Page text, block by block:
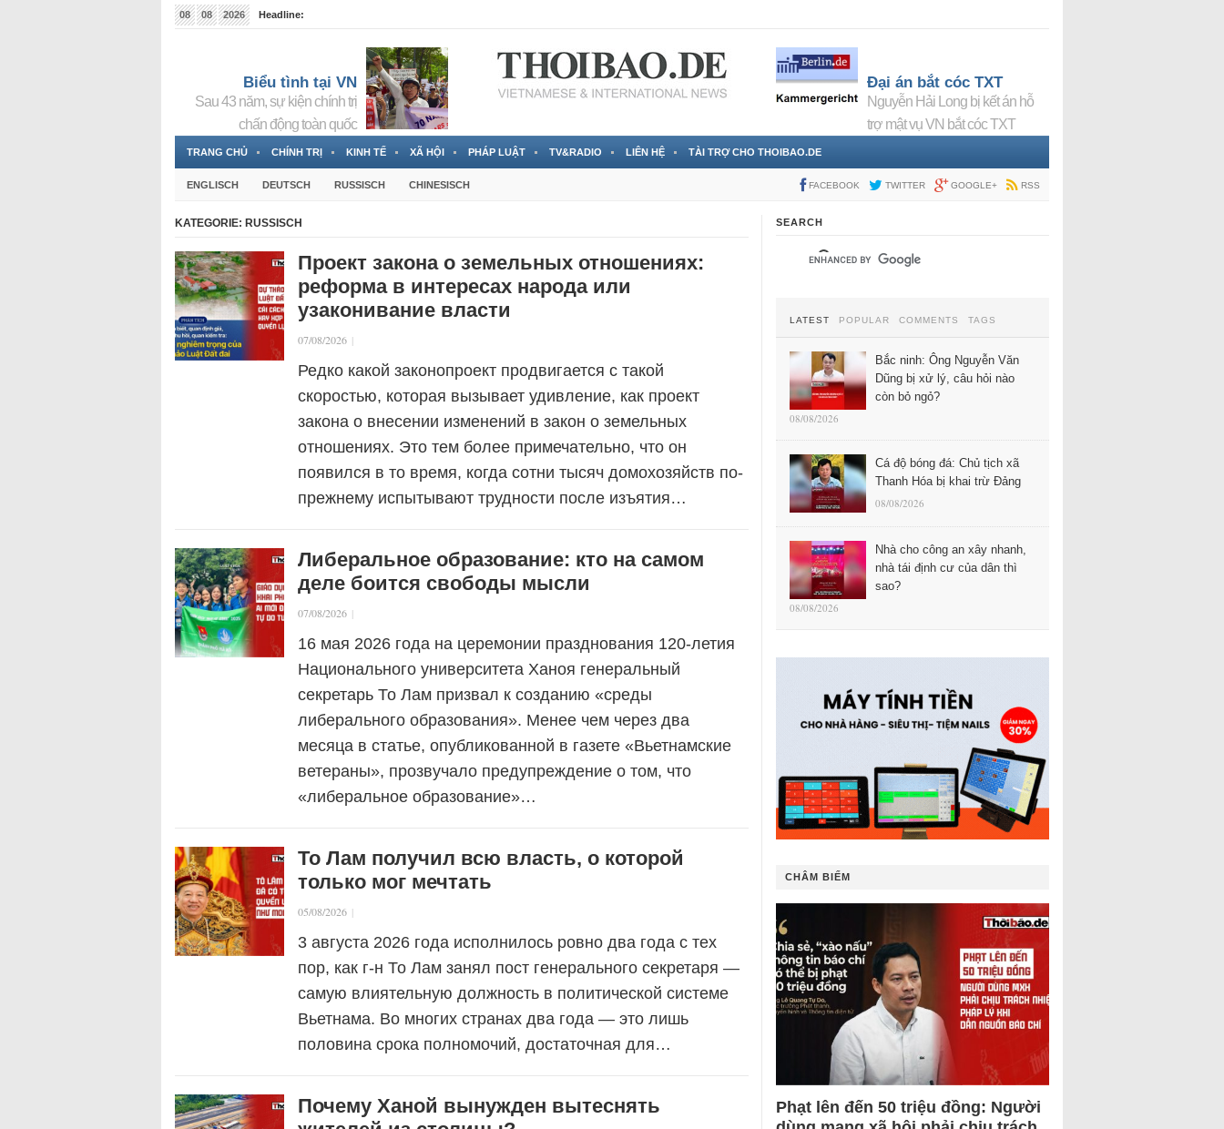
08 08 2026
Headline:
Biểu tình tại VN
Sau 43 năm, sự kiện chính trị
chấn động toàn quốc
Đại án bắt cóc TXT
Nguyễn Hải Long bị kết án hỗ
trợ mật vụ VN bắt cóc TXT
TRANG CHỦ CHÍNH TRỊ KINH TẾ XÃ HỘI PHÁP LUẬT TV&RADIO LIÊN HỆ TÀI TRỢ CHO THOIBAO.DE
ENGLISCH DEUTSCH RUSSISCH CHINESISCH FACEBOOK TWITTER GOOGLE+ RSS
KATEGORIE: RUSSISCH
Проект закона о земельных отношениях:
реформа в интересах народа или
узаконивание власти
07/08/2026 |
Редко какой законопроект продвигается с такой
скоростью, которая вызывает удивление, как проект
закона о внесении изменений в закон о земельных
отношениях. Это тем более примечательно, что он
появился в то время, когда сотни тысяч домохозяйств по-
прежнему испытывают трудности после изъятия…
Либеральное образование: кто на самом
деле боится свободы мысли
07/08/2026 |
16 мая 2026 года на церемонии празднования 120-летия
Национального университета Ханоя генеральный
секретарь То Лам призвал к созданию «среды
либерального образования». Менее чем через два
месяца в статье, опубликованной в газете «Вьетнамские
ветераны», прозвучало предупреждение о том, что
«либеральное образование»…
То Лам получил всю власть, о которой
только мог мечтать
05/08/2026 |
3 августа 2026 года исполнилось ровно два года с тех
пор, как г-н То Лам занял пост генерального секретаря —
самую влиятельную должность в политической системе
Вьетнама. Во многих странах два года — это лишь
половина срока полномочий, достаточная для…
Почему Ханой вынужден вытеснять
SEARCH
LATEST POPULAR COMMENTS TAGS
Bắc ninh: Ông Nguyễn Văn
Dũng bị xử lý, câu hỏi nào
còn bỏ ngỏ?
08/08/2026
Cá độ bóng đá: Chủ tịch xã
Thanh Hóa bị khai trừ Đảng
08/08/2026
Nhà cho công an xây nhanh,
nhà tái định cư của dân thì
sao?
08/08/2026
CHÂM BIẾM
Phạt lên đến 50 triệu đồng: Người